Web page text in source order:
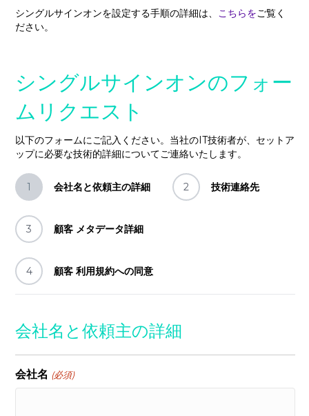
シングルサインオンを設定する手順の詳細は、 こちらをご覧く
ださい。
シングルサインオンのフォー
ムリクエスト
以下のフォームにご記入ください。当社のIT技術者が、セットア
ップに必要な技術的詳細についてご連絡いたします。
1 会社名と依頼主の詳細 2 技術連絡先
3 顧客 メタデータ詳細
4 顧客 利用規約への同意
会社名と依頼主の詳細
会社名 (必須)